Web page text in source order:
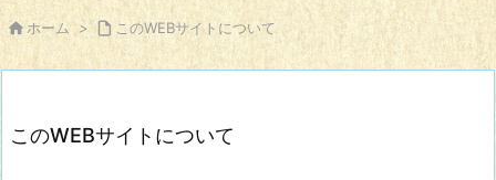

前へ
 ホーム >  このWEBサイトについて
このWEBサイトについて